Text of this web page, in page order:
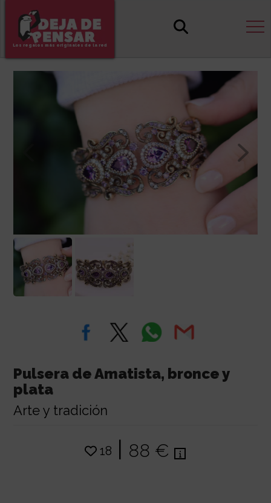
Los regalos más originales de la red
Pulsera de Amatista, bronce y
plata
Arte y tradición
18 | 88 €